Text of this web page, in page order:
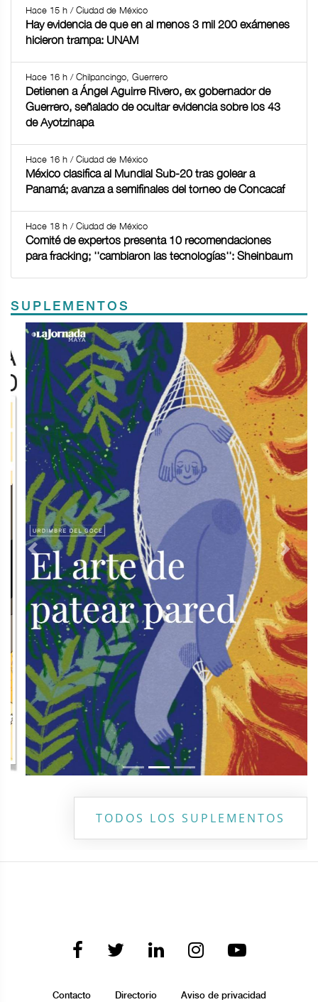
Hace 15 h / Ciudad de México
Hay evidencia de que en al menos 3 mil 200 exámenes
hicieron trampa: UNAM
Hace 16 h / Chilpancingo, Guerrero
Detienen a Ángel Aguirre Rivero, ex gobernador de
Guerrero, señalado de ocultar evidencia sobre los 43
de Ayotzinapa
Hace 16 h / Ciudad de México
México clasifica al Mundial Sub-20 tras golear a
Panamá; avanza a semifinales del torneo de Concacaf
Hace 18 h / Ciudad de México
Comité de expertos presenta 10 recomendaciones
para fracking; ''cambiaron las tecnologías'': Sheinbaum
SUPLEMENTOS
Previous Next
TODOS LOS SUPLEMENTOS
Contacto Directorio Aviso de privacidad